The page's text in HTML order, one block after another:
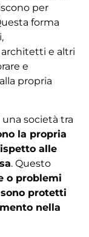
per
forma
e altri
e
propria
società tra
la propria
alle
. Questo
o problemi
protetti
nella